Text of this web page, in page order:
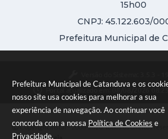
Prefeitura Municipal de Catanduva e os
nosso site usa cookies para melhorar a sua
experiência de navegação. Ao continuar você
concorda com a nossa Política de Cookies e
Privacidade.
15h00
CNPJ: 45.122.603/
Prefeitura Municipal de
Portal atualizado em:
Copyright Instar - 2006-2026. Todos os direitos
Instar Tecnologia